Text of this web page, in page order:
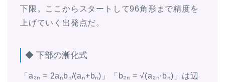
下限。ここからスタートして96角形まで精度を
上げていく出発点だ。
◆ 下部の漸化式
「a₂ₙ = 2aₙbₙ/(aₙ+bₙ)」「b₂ₙ = √(a₂ₙ·bₙ)」は辺